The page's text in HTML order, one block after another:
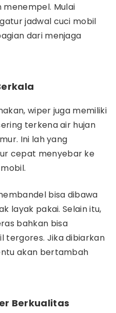
Mulai
jadwal cuci mobil
dari menjaga
wiper juga memiliki
terkena air hujan
Ini lah yang
cepat menyebar ke
bisa dibawa
layak pakai. Selain itu,
bahkan bisa
tergores. Jika dibiarkan
akan bertambah
Berkualitas